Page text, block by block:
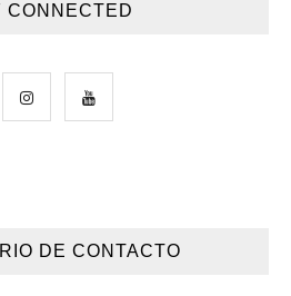
CONNECTED
DE CONTACTO